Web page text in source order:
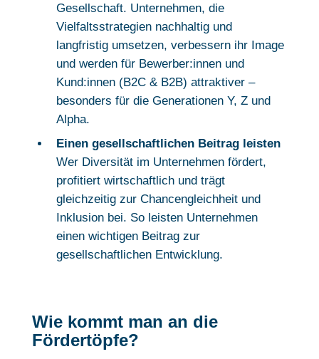
Gesellschaft. Unternehmen, die
Vielfaltsstrategien nachhaltig und
langfristig umsetzen, verbessern ihr Image
und werden für Bewerber:innen und
Kund:innen (B2C & B2B) attraktiver –
besonders für die Generationen Y, Z und
Alpha.
Einen gesellschaftlichen Beitrag leisten
Wer Diversität im Unternehmen fördert,
profitiert wirtschaftlich und trägt
gleichzeitig zur Chancengleichheit und
Inklusion bei. So leisten Unternehmen
einen wichtigen Beitrag zur
gesellschaftlichen Entwicklung.
Wie kommt man an die
Fördertöpfe?